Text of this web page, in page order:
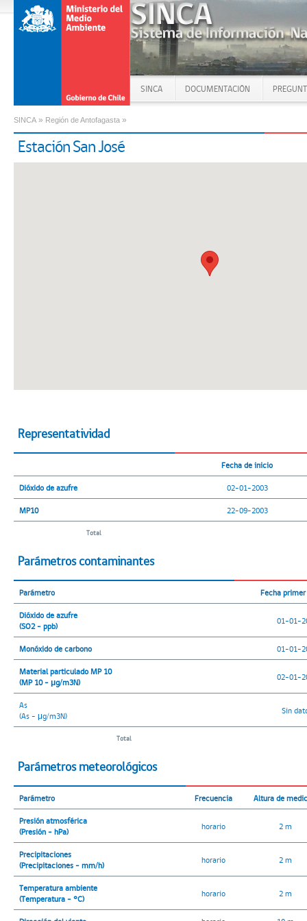
SINCA DOCUMENTACIÓN
SINCA » Región de Antofagasta »
Estación San José
Representatividad
Fecha de inicio
Dióxido de azufre 02-01-2003
MP10 22-09-2003
Total
Parámetros contaminantes
Parámetro Fecha
Dióxido de azufre
(SO2 - ppb)
01-01-
Monóxido de carbono 01-01-
Material particulado MP 10
(MP 10 - μg/m3N)
02-01-
As
(As - μg/m3N)
Sin
Total
Parámetros meteorológicos
Parámetro Frecuencia Altura de
Presión atmosférica
(Presión - hPa)
horario 2 m
Precipitaciones
(Precipitaciones - mm/h)
horario 2 m
Temperatura ambiente
(Temperatura - °C)
horario 2 m